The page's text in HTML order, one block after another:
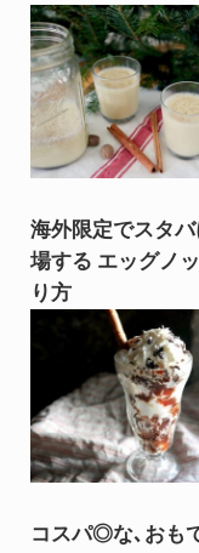
海外限定でスタ
場する エッグノ
り方
コスパ◎な､おも